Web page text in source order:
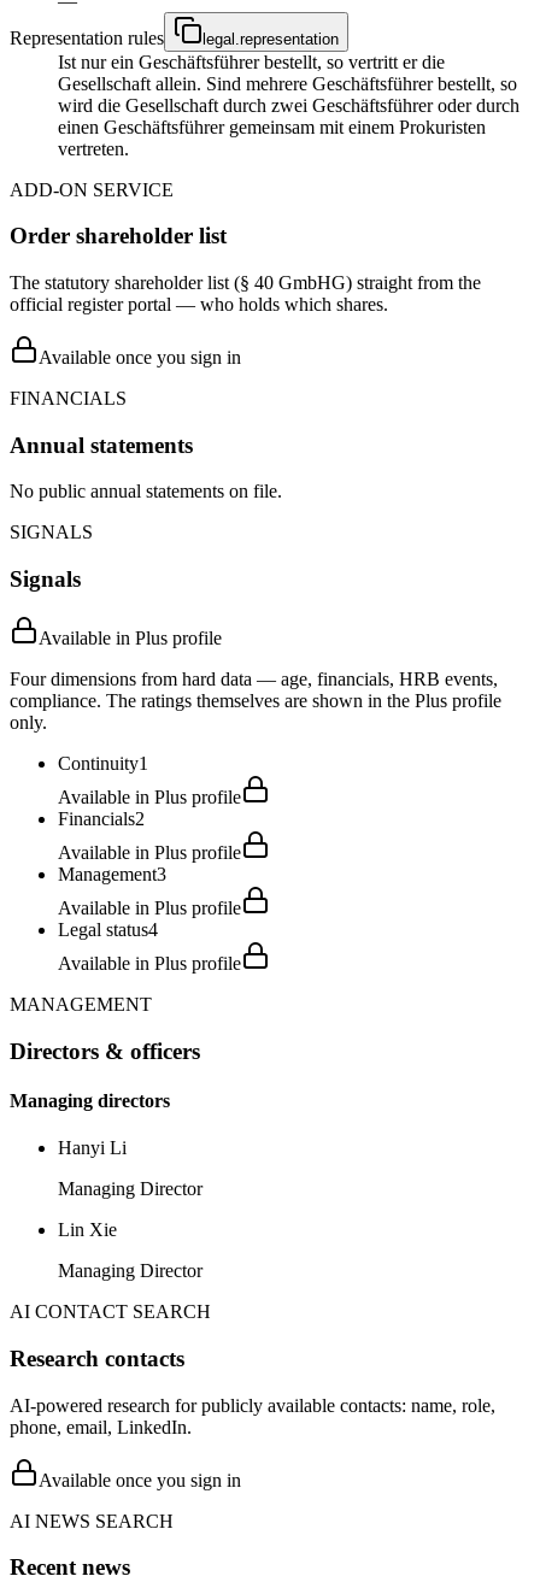
Representation rules
legal.representation
Ist nur ein Geschäftsführer bestellt, so vertritt er die
Gesellschaft allein. Sind mehrere Geschäftsführer bestellt, so
wird die Gesellschaft durch zwei Geschäftsführer oder durch
einen Geschäftsführer gemeinsam mit einem Prokuristen
vertreten.
ADD-ON SERVICE
Order shareholder list
The statutory shareholder list (§ 40 GmbHG) straight from the
official register portal — who holds which shares.
Available once you sign in
FINANCIALS
Annual statements
No public annual statements on file.
SIGNALS
Signals
Available in Plus profile
Four dimensions from hard data — age, financials, HRB events,
compliance. The ratings themselves are shown in the Plus profile
only.
Continuity1
Available in Plus profile
Financials2
Available in Plus profile
Management3
Available in Plus profile
Legal status4
Available in Plus profile
MANAGEMENT
Directors & officers
Managing directors
Hanyi Li
Managing Director
Lin Xie
Managing Director
AI CONTACT SEARCH
Research contacts
AI-powered research for publicly available contacts: name, role,
phone, email, LinkedIn.
Available once you sign in
AI NEWS SEARCH
Recent news